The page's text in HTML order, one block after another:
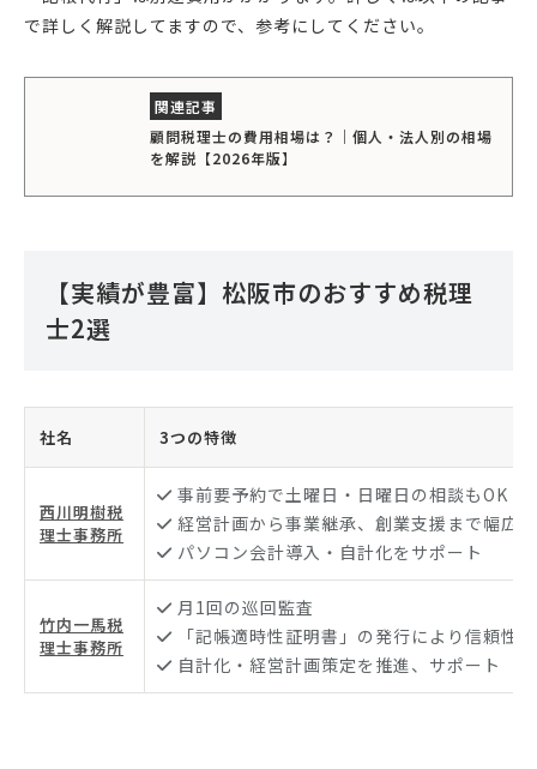
で詳しく解説してますので、参考にしてください。
顧問税理士の費用相場は？｜個人・法人別の相場
を解説【2026年版】
【実績が豊富】松阪市のおすすめ税理
士2選
社名 3つの特徴
西川明樹税
理士事務所
事前要予約で土曜日・日曜日の相談もOK
経営計画から事業継承、創業支援まで幅広
パソコン会計導入・自計化をサポート
竹内一馬税
理士事務所
月1回の巡回監査
「記帳適時性証明書」の発行により信頼性
自計化・経営計画策定を推進、サポート